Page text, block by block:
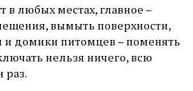
в любых местах, главное –
вымыть поверхности,
и домики питомцев – поменять
нельзя ничего, всю
раз.